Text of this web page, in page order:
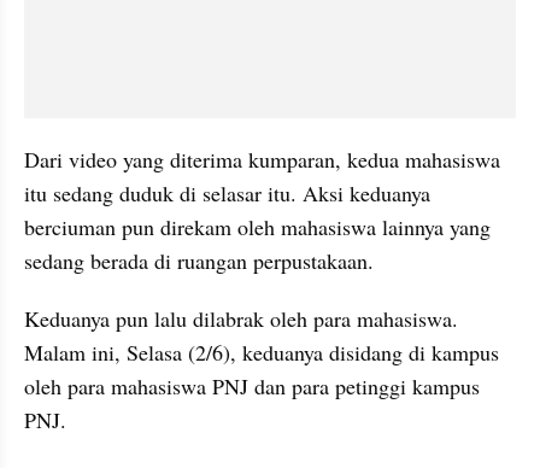
Dari video yang diterima kumparan, kedua mahasiswa
itu sedang duduk di selasar itu. Aksi keduanya
berciuman pun direkam oleh mahasiswa lainnya yang
sedang berada di ruangan perpustakaan.
Keduanya pun lalu dilabrak oleh para mahasiswa.
Malam ini, Selasa (2/6), keduanya disidang di kampus
oleh para mahasiswa PNJ dan para petinggi kampus
PNJ.